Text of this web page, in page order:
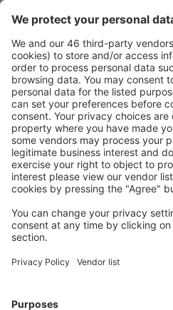
Sicher planen
Buchen ohne Sorgen mit
Stornierungsoption.
Mehr sparen
Attraktive Preise und
Benutzer.
Unterkünfte, die Sie
Wählen Sie aus über 1,3
Meist gesuchte